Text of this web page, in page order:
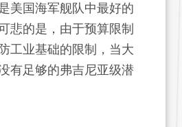
美国海军舰队中最好的
悲的是，由于预算限制
工业基础的限制，当大
有足够的弗吉尼亚级潜